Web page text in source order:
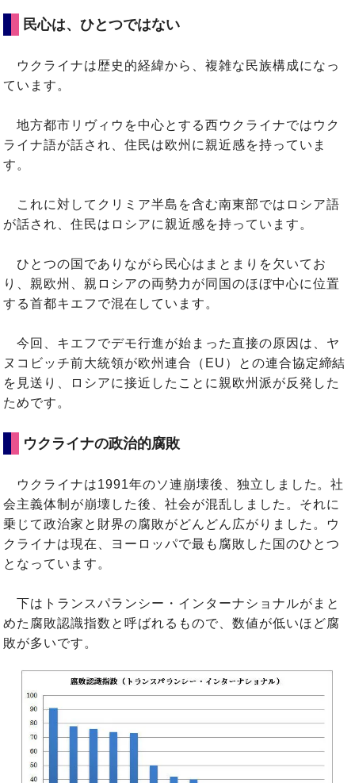
民心は、ひとつではない
ウクライナは歴史的経緯から、複雑な民族構成になっ
ています。
地方都市リヴィウを中心とする西ウクライナではウク
ライナ語が話され、住民は欧州に親近感を持っていま
す。
これに対してクリミア半島を含む南東部ではロシア語
が話され、住民はロシアに親近感を持っています。
ひとつの国でありながら民心はまとまりを欠いてお
り、親欧州、親ロシアの両勢力が同国のほぼ中心に位置
する首都キエフで混在しています。
今回、キエフでデモ行進が始まった直接の原因は、ヤ
ヌコビッチ前大統領が欧州連合（EU）との連合協定締結
を見送り、ロシアに接近したことに親欧州派が反発した
ためです。
ウクライナの政治的腐敗
ウクライナは1991年のソ連崩壊後、独立しました。社
会主義体制が崩壊した後、社会が混乱しました。それに
乗じて政治家と財界の腐敗がどんどん広がりました。ウ
クライナは現在、ヨーロッパで最も腐敗した国のひとつ
となっています。
下はトランスパランシー・インターナショナルがまと
めた腐敗認識指数と呼ばれるもので、数値が低いほど腐
敗が多いです。